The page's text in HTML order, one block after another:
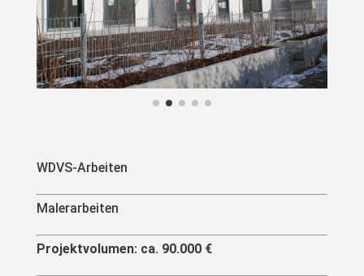
WDVS-Arbeiten
Malerarbeiten
Projektvolumen: ca. 90.000 €